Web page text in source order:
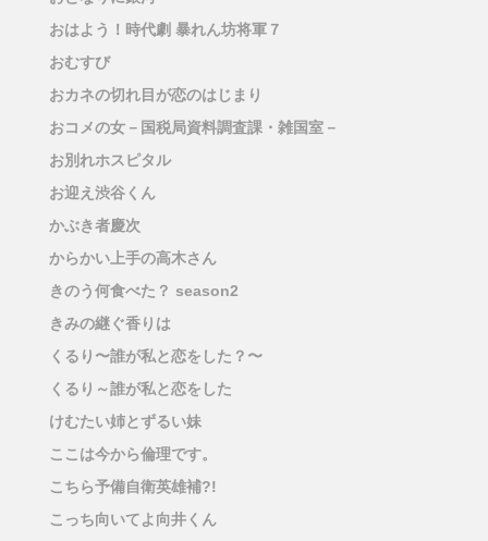
おはよう！時代劇 暴れん坊将軍７
おむすび
おカネの切れ目が恋のはじまり
おコメの女－国税局資料調査課・雑国室－
お別れホスピタル
お迎え渋谷くん
かぶき者慶次
からかい上手の高木さん
きのう何食べた？ season2
きみの継ぐ香りは
くるり〜誰が私と恋をした？〜
くるり～誰が私と恋をした
けむたい姉とずるい妹
ここは今から倫理です。
こちら予備自衛英雄補?!
こっち向いてよ向井くん